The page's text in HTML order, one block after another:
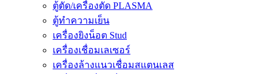
ตู้ตัด/เครื่องตัด PLASMA
ตู้ทำความเย็น
เครื่องยิงน็อต Stud
เครื่องเชื่อมเลเซอร์
เครื่องล้างแนวเชื่อมสแตนเลส